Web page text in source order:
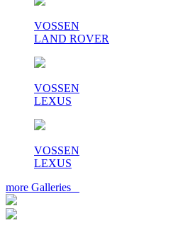
VOSSEN
LAND ROVER
VOSSEN
LEXUS
VOSSEN
LEXUS
more Galleries